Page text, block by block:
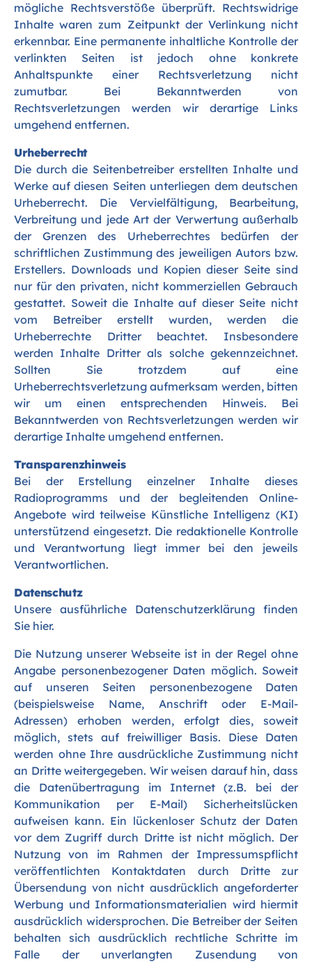
mögliche Rechtsverstöße überprüft. Rechtswidrige
Inhalte waren zum Zeitpunkt der Verlinkung nicht
erkennbar. Eine permanente inhaltliche Kontrolle der
verlinkten Seiten ist jedoch ohne konkrete
Anhaltspunkte einer Rechtsverletzung nicht
zumutbar. Bei Bekanntwerden von
Rechtsverletzungen werden wir derartige Links
umgehend entfernen.
Urheberrecht
Die durch die Seitenbetreiber erstellten Inhalte und
Werke auf diesen Seiten unterliegen dem deutschen
Urheberrecht. Die Vervielfältigung, Bearbeitung,
Verbreitung und jede Art der Verwertung außerhalb
der Grenzen des Urheberrechtes bedürfen der
schriftlichen Zustimmung des jeweiligen Autors bzw.
Erstellers. Downloads und Kopien dieser Seite sind
nur für den privaten, nicht kommerziellen Gebrauch
gestattet. Soweit die Inhalte auf dieser Seite nicht
vom Betreiber erstellt wurden, werden die
Urheberrechte Dritter beachtet. Insbesondere
werden Inhalte Dritter als solche gekennzeichnet.
Sollten Sie trotzdem auf eine
Urheberrechtsverletzung aufmerksam werden, bitten
wir um einen entsprechenden Hinweis. Bei
Bekanntwerden von Rechtsverletzungen werden wir
derartige Inhalte umgehend entfernen.
Transparenzhinweis
Bei der Erstellung einzelner Inhalte dieses
Radioprogramms und der begleitenden Online-
Angebote wird teilweise Künstliche Intelligenz (KI)
unterstützend eingesetzt. Die redaktionelle Kontrolle
und Verantwortung liegt immer bei den jeweils
Verantwortlichen.
Datenschutz
Unsere ausführliche Datenschutzerklärung finden
Sie hier.
Die Nutzung unserer Webseite ist in der Regel ohne
Angabe personenbezogener Daten möglich. Soweit
auf unseren Seiten personenbezogene Daten
(beispielsweise Name, Anschrift oder E-Mail-
Adressen) erhoben werden, erfolgt dies, soweit
möglich, stets auf freiwilliger Basis. Diese Daten
werden ohne Ihre ausdrückliche Zustimmung nicht
an Dritte weitergegeben. Wir weisen darauf hin, dass
die Datenübertragung im Internet (z.B. bei der
Kommunikation per E-Mail) Sicherheitslücken
aufweisen kann. Ein lückenloser Schutz der Daten
vor dem Zugriff durch Dritte ist nicht möglich. Der
Nutzung von im Rahmen der Impressumspflicht
veröffentlichten Kontaktdaten durch Dritte zur
Übersendung von nicht ausdrücklich angeforderter
Werbung und Informationsmaterialien wird hiermit
ausdrücklich widersprochen. Die Betreiber der Seiten
behalten sich ausdrücklich rechtliche Schritte im
Falle der unverlangten Zusendung von